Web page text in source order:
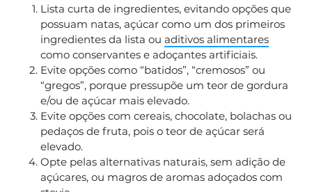
Lista curta de ingredientes, evitando opções que
possuam natas, açúcar como um dos primeiros
ingredientes da lista ou aditivos alimentares
como conservantes e adoçantes artificiais.
Evite opções como “batidos”, “cremosos” ou
“gregos”, porque pressupõe um teor de gordura
e/ou de açúcar mais elevado.
Evite opções com cereais, chocolate, bolachas ou
pedaços de fruta, pois o teor de açúcar será
elevado.
Opte pelas alternativas naturais, sem adição de
açúcares, ou magros de aromas adoçados com